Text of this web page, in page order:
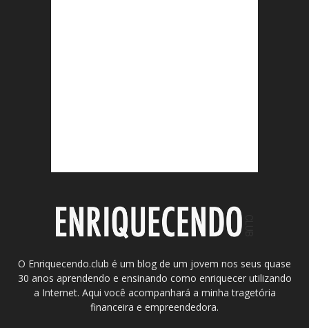
O Enriquecendo.club é um blog de um jovem nos seus quase
30 anos aprendendo e ensinando como enriquecer utilizando
a Internet. Aqui você acompanhará a minha tragetória
financeira e empreendedora.